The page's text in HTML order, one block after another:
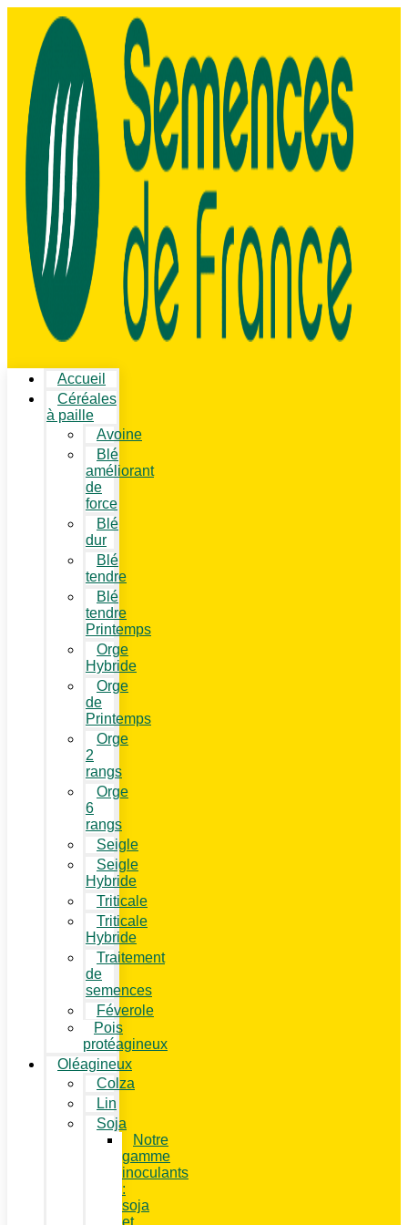
Accueil
Céréales
à paille
Avoine
Blé
améliorant
de
force
Blé
dur
Blé
tendre
Blé
tendre
Printemps
Orge
Hybride
Orge
de
Printemps
Orge
2
rangs
Orge
6
rangs
Seigle
Seigle
Hybride
Triticale
Triticale
Hybride
Traitement
de
semences
Féverole
Pois
protéagineux
Oléagineux
Colza
Lin
Soja
Notre
gamme
inoculants
:
soja
et